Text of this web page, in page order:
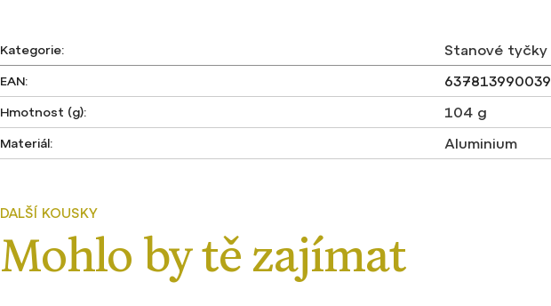
Kategorie: Stanové tyčky
EAN: 637813990039
Hmotnost (g): 104 g
Materiál: Aluminium